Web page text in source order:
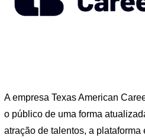
A empresa Texas American
o público de uma forma
atração de talentos, a